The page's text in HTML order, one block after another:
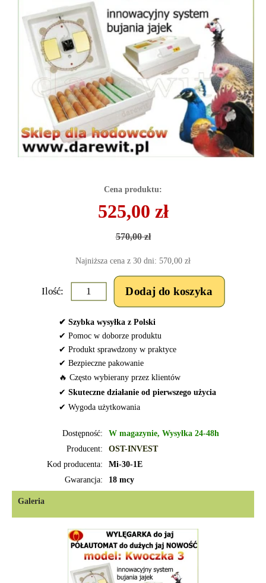
Cena produktu:
525,00 zł
570,00 zł
Najniższa cena z 30 dni: 570,00 zł
Ilość:
✔ Szybka wysyłka z Polski
✔ Pomoc w doborze produktu
✔ Produkt sprawdzony w praktyce
✔ Bezpieczne pakowanie
🔥 Często wybierany przez klientów
✔ Skuteczne działanie od pierwszego użycia
✔ Wygoda użytkowania
Dostępność:
W magazynie, Wysyłka 24-48h
Producent:
OST-INVEST
Kod producenta:
Mi-30-1E
Gwarancja:
18 mcy
Galeria